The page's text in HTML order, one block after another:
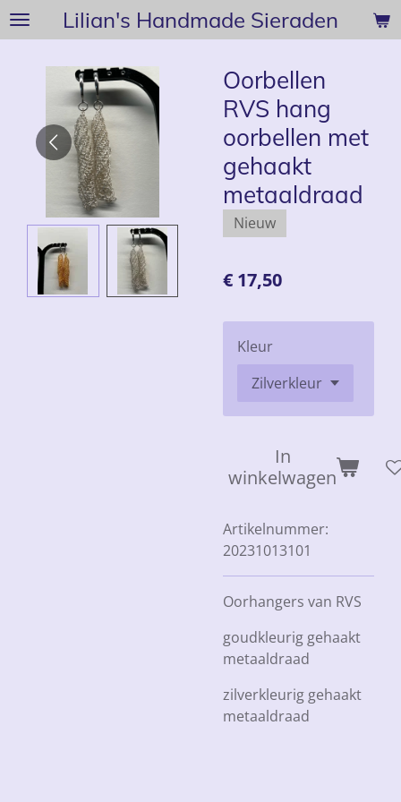
Ga
direct
hoofdinhoud
Lilian's Handmade Sieraden
Oorbellen
RVS hang
oorbellen met
gehaakt
metaaldraad
Nieuw
€ 17,50
Kleur
In
winkelwagen
Artikelnummer:
20231013101
Oorhangers van RVS
goudkleurig gehaakt
metaaldraad
zilverkleurig gehaakt
metaaldraad